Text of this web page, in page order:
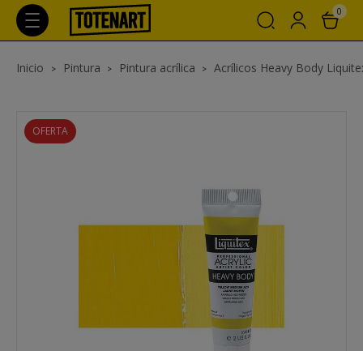
0
Inicio Pintura Pintura acrílica Acrílicos Heavy Body
OFERTA